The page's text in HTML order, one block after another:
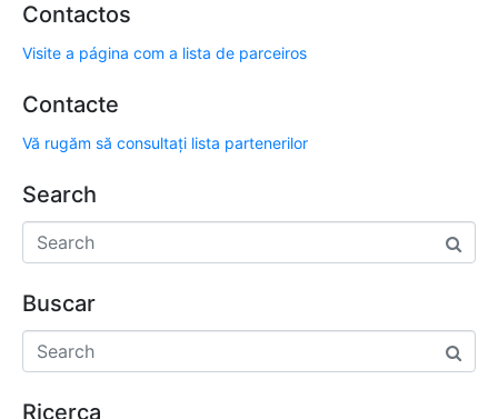
Contactos
Visite a página com a lista de parceiros
Contacte
Vă rugăm să consultați lista partenerilor
Search
Buscar
Ricerca